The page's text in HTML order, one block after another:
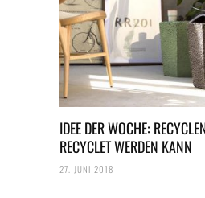
IDEE DER WOCHE:
RECYCLET WERDEN KANN
27. JUNI 2018